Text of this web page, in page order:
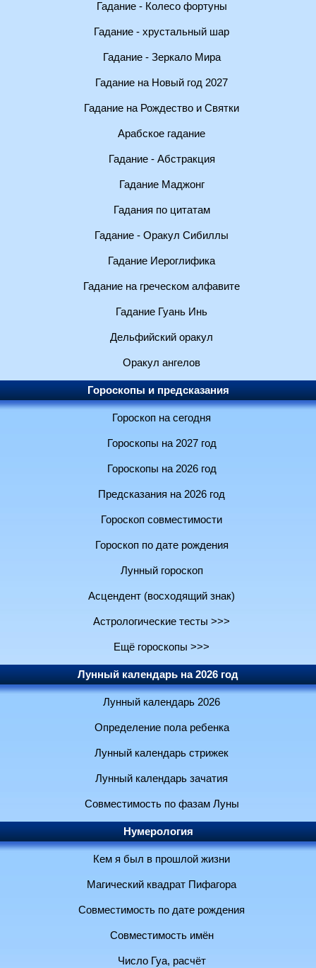
Гадание - Колесо фортуны
Гадание - хрустальный шар
Гадание - Зеркало Мира
Гадание на Новый год 2027
Гадание на Рождество и Святки
Арабское гадание
Гадание - Абстракция
Гадание Маджонг
Гадания по цитатам
Гадание - Оракул Сибиллы
Гадание Иероглифика
Гадание на греческом алфавите
Гадание Гуань Инь
Дельфийский оракул
Оракул ангелов
Гороскопы и предсказания
Гороскоп на сегодня
Гороскопы на 2027 год
Гороскопы на 2026 год
Предсказания на 2026 год
Гороскоп совместимости
Гороскоп по дате рождения
Лунный гороскоп
Асцендент (восходящий знак)
Астрологические тесты >>>
Ещё гороскопы >>>
Лунный календарь на 2026 год
Лунный календарь 2026
Определение пола ребенка
Лунный календарь стрижек
Лунный календарь зачатия
Совместимость по фазам Луны
Нумерология
Кем я был в прошлой жизни
Магический квадрат Пифагора
Совместимость по дате рождения
Совместимость имён
Число Гуа, расчёт